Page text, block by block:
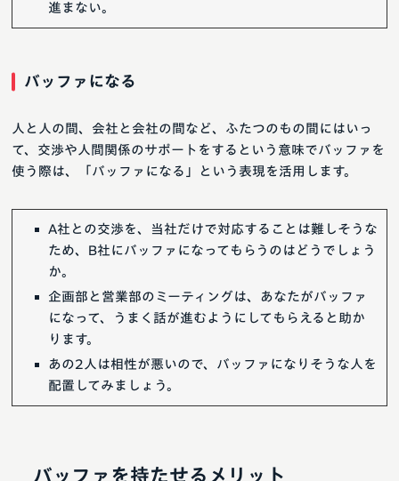
進まない。
バッファになる
人と人の間、会社と会社の間など、ふたつのもの間にはいっ
て、交渉や人間関係のサポートをするという意味でバッファを
使う際は、「バッファになる」という表現を活用します。
A社との交渉を、当社だけで対応することは難しそうな
ため、B社にバッファになってもらうのはどうでしょう
か。
企画部と営業部のミーティングは、あなたがバッファ
になって、うまく話が進むようにしてもらえると助か
ります。
あの2人は相性が悪いので、バッファになりそうな人を
配置してみましょう。
バッファを持たせるメリット